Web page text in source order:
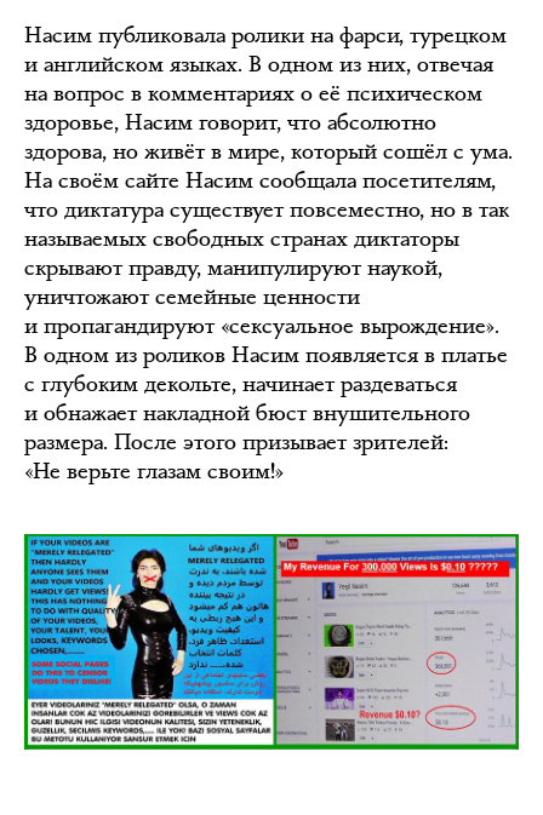
Насим публиковала ролики на фарси, турецком
и английском языках. В одном из них, отвечая
на вопрос в комментариях о её психическом
здоровье, Насим говорит, что абсолютно
здорова, но живёт в мире, который сошёл с ума.
На своём сайте Насим сообщала посетителям,
что диктатура существует повсеместно, но в так
называемых свободных странах диктаторы
скрывают правду, манипулируют наукой,
уничтожают семейные ценности
и пропагандируют «сексуальное вырождение».
В одном из роликов Насим появляется в платье
с глубоким декольте, начинает раздеваться
и обнажает накладной бюст внушительного
размера. После этого призывает зрителей:
«Не верьте глазам своим!»